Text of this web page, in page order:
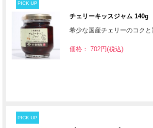
PICK UP
チェリーキッスジャム 140g
希少な国産チェリーのコク
価格： 702円(税込)
PICK UP